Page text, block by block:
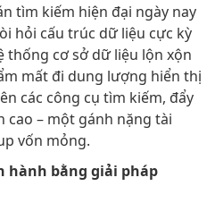
tìm kiếm hiện đại ngày nay
hỏi cấu trúc dữ liệu cực kỳ
thống cơ sở dữ liệu lộn xộn
mất đi dung lượng hiển thị
các công cụ tìm kiếm, đẩy
cao – một gánh nặng tài
vốn mỏng.
hành bằng giải pháp